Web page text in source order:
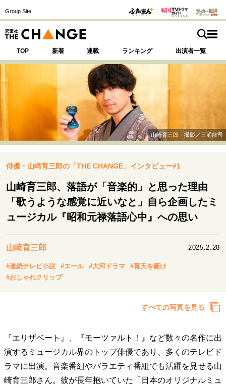
Group Site
TOP 新着 連載 ランキング 出演者一覧
注目の記事テーマで探す
運命を変えた出会い 決断の裏側
挫折からの再起
表現者の葛藤
人生が動いた日 10代の挫折と原点
セカンドキャリアの描き方
夢を掴む選択
トップが描く未来
マインドセット
山崎育三郎 撮影／三浦龍司
俳優・山崎育三郎の「THE CHANGE」インタビュー#1
山崎育三郎、落語が「音楽的」と思った理由
「歌うような感覚に近いなと」自ら企画したミ
ュージカル『昭和元禄落語心中』への思い
山崎育三郎 2025.2.28
#連続テレビ小説 #エール #大河ドラマ
#青天を衝け
#おしゃれクリップ
すべての写真を見る
『エリザベート』、『モーツァルト！』など数々の名作に出
演するミュージカル界のトップ俳優であり、多くのテレビド
ラマに出演。音楽番組やバラエティ番組でも活躍を見せる山
崎育三郎さん。彼が長年抱いていた「日本のオリジナルミュ